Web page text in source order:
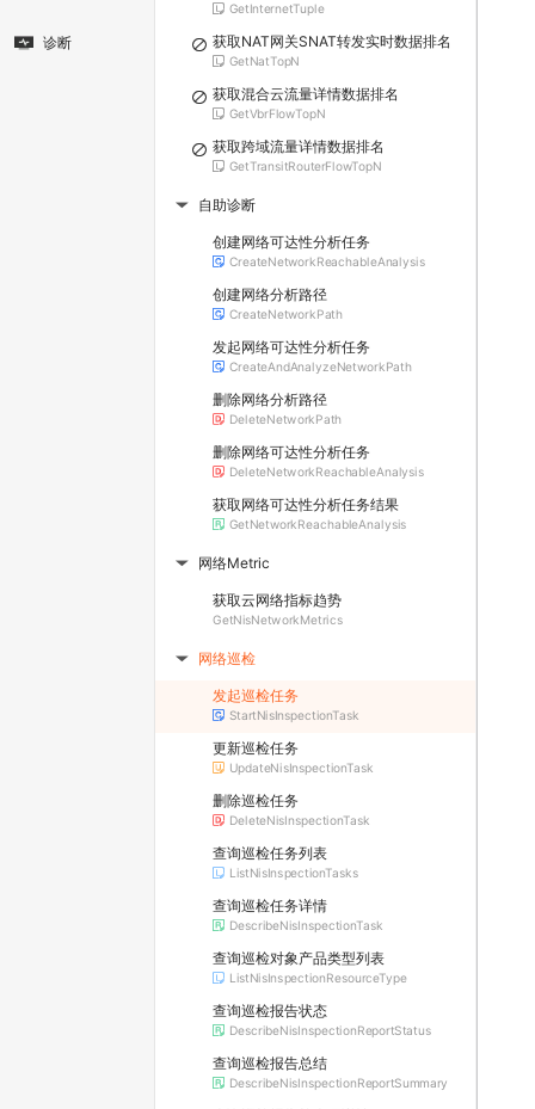
诊断
GetInternetTuple
获取NAT网关SNAT转发实时数据排名
GetNatTopN
获取混合云流量详情数据排名
GetVbrFlowTopN
获取跨域流量详情数据排名
GetTransitRouterFlowTopN
▶ 自助诊断
创建网络可达性分析任务
CreateNetworkReachableAnalysis
创建网络分析路径
CreateNetworkPath
发起网络可达性分析任务
CreateAndAnalyzeNetworkPath
删除网络分析路径
DeleteNetworkPath
删除网络可达性分析任务
DeleteNetworkReachableAnalysis
获取网络可达性分析任务结果
GetNetworkReachableAnalysis
▶ 网络Metric
获取云网络指标趋势
GetNisNetworkMetrics
▶ 网络巡检
发起巡检任务
StartNisInspectionTask
更新巡检任务
UpdateNisInspectionTask
删除巡检任务
DeleteNisInspectionTask
查询巡检任务列表
ListNisInspectionTasks
查询巡检任务详情
DescribeNisInspectionTask
查询巡检对象产品类型列表
ListNisInspectionResourceType
查询巡检报告状态
DescribeNisInspectionReportStatus
查询巡检报告总结
DescribeNisInspectionReportSummary